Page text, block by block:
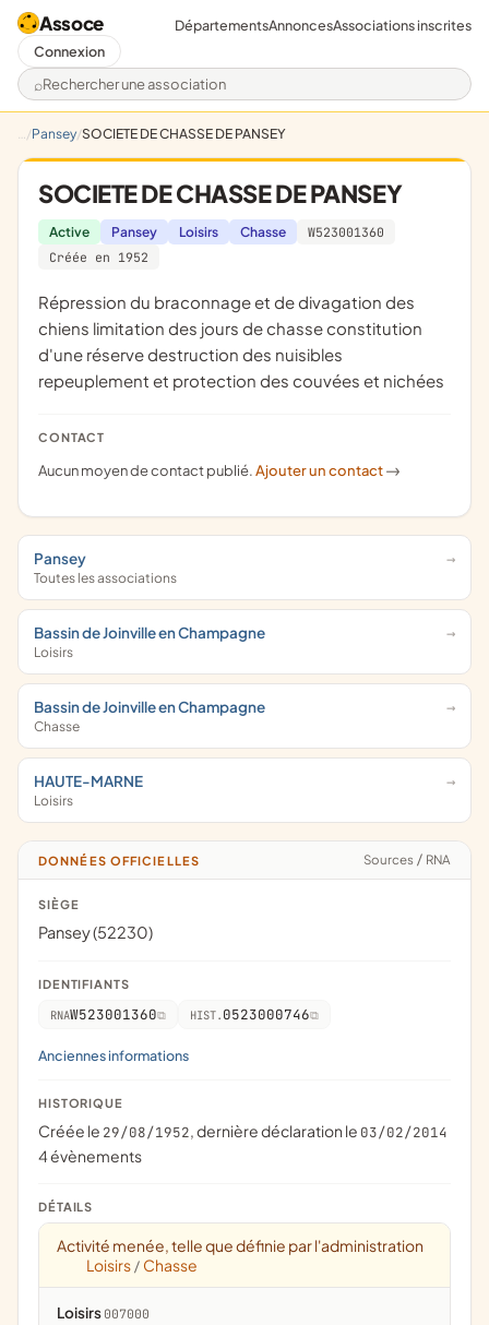
Assoce
Rechercher une association
DépartementsAnnoncesAssociations inscrites
Connexion
Pansey SOCIETE DE CHASSE DE PANSEY
SOCIETE DE CHASSE DE PANSEY
Active Pansey Loisirs Chasse
W523001360
Créée en 1952
répression du braconnage et de divagation des
chiens limitation des jours de chasse constitution
d'une réserve destruction des nuisibles
repeuplement et protection des couvées et nichées
CONTACT
Aucun moyen de contact publié.Ajouter un contact ->
Pansey
Toutes les associations
Bassin de Joinville en Champagne
Loisirs
Bassin de Joinville en Champagne
Chasse
HAUTE-MARNE
Loisirs
DONNÉES OFFICIELLES Sources / RNA
SIÈGE
Pansey (52230)
IDENTIFIANTS
RNAW523001360 HIST. 0523000746
Anciennes informations
HISTORIQUE
Créée le 29/08/1952, dernière déclaration le 03/02/2014
4 évènements
DÉTAILS
Activité menée, telle que définie par l'administration
Loisirs / Chasse
Loisirs 007000